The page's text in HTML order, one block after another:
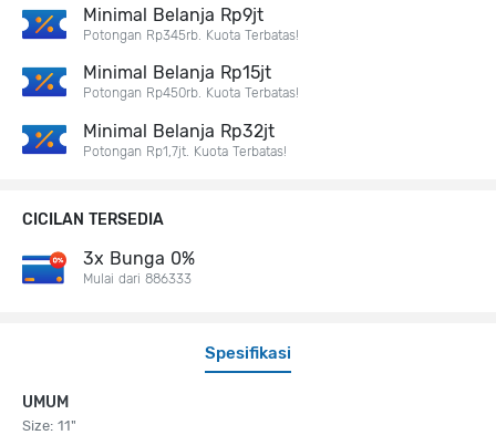
Spesifikasi
UMUM
Size: 11"
Minimal Belanja Rp9jt
Potongan Rp345rb. Kuota Terbatas!
Minimal Belanja Rp15jt
Potongan Rp450rb. Kuota Terbatas!
Minimal Belanja Rp32jt
Potongan Rp1,7jt. Kuota Terbatas!
CICILAN TERSEDIA
3x Bunga 0%
Mulai dari 886333